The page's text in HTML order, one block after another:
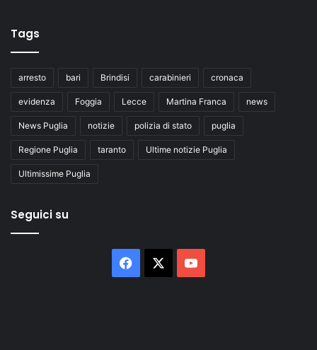
Tags
arresto bari Brindisi carabinieri cronaca
evidenza Foggia Lecce Martina Franca news
News Puglia notizie polizia di stato puglia
Regione Puglia taranto Ultime notizie Puglia
Ultimissime Puglia
Seguici su
Facebook